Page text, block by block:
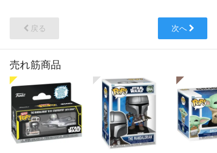
戻る 次へ
売れ筋商品